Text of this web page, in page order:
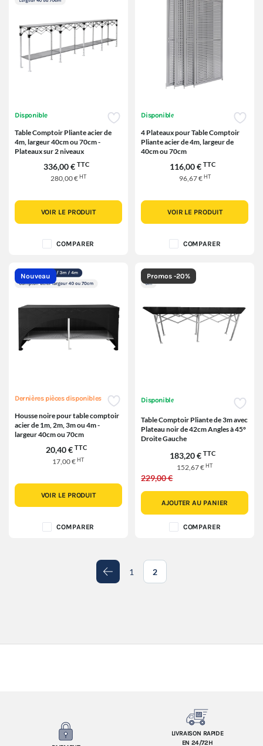
Disponible
Table Comptoir Pliante acier de
4m, largeur 40cm ou 70cm -
Plateaux sur 2 niveaux
336,00 € TTC
280,00 €HT
VOIR LE PRODUIT
COMPARER
Disponible
4 Plateaux pour Table Comptoir
Pliante acier de 4m, largeur de
40cm ou 70cm
116,00 € TTC
96,67 €HT
VOIR LE PRODUIT
COMPARER
Nouveau
Dernières pièces disponibles
Housse noire pour table comptoir
acier de 1m, 2m, 3m ou 4m -
largeur 40cm ou 70cm
20,40 € TTC
17,00 €HT
VOIR LE PRODUIT
COMPARER
Promos -20%
Disponible
Table Comptoir Pliante de 3m avec
Plateau noir de 42cm Angles à 45°
Droite Gauche
183,20 € TTC
152,67 €HT
229,00 €
AJOUTER AU PANIER
COMPARER
Précédent
1 2
LIVRAISON RAPIDE
EN 24/72H